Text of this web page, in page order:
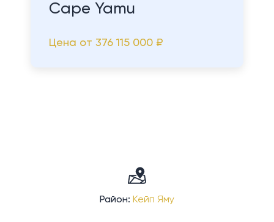
Cape Yamu
Цена от 376 115 000 ₽
Район: Кейп Яму